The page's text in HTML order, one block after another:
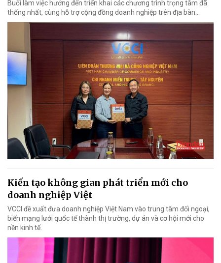
Buổi làm việc hướng đến triển khai các chương trình trọng tâm đã
thống nhất, cùng hỗ trợ cộng đồng doanh nghiệp trên địa bàn...
Kiến tạo không gian phát triển mới cho
doanh nghiệp Việt
VCCI đề xuất đưa doanh nghiệp Việt Nam vào trung tâm đối ngoại,
biến mạng lưới quốc tế thành thị trường, dự án và cơ hội mới cho
nền kinh tế.